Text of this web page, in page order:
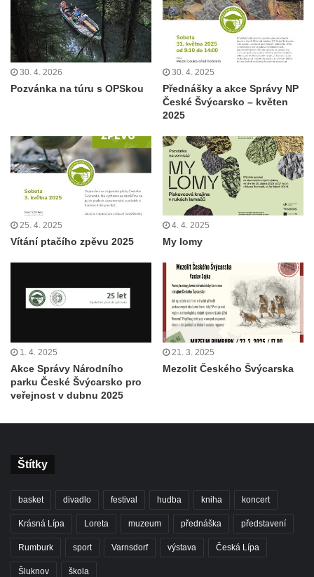
30. 4. 2026
Pozvánka na túru s OPSkou
30. 4. 2025
Přednášky a akce Správy NP
České Švýcarsko – květen
2025
25. 4. 2025
Vítání ptačího zpěvu 2025
4. 4. 2025
My lomy
1. 4. 2025
Akce Správy Národního
parku České Švýcarsko pro
veřejnost v dubnu 2025
21. 3. 2025
Mezolit Českého Švýcarska
Štítky
basket divadlo festival hudba kniha koncert
Krásná Lípa Loreta muzeum přednáška představení
Rumburk sport Varnsdorf výstava Česká Lípa
Šluknov škola